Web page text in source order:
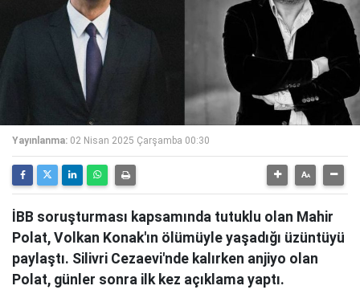
Yayınlanma: 02 Nisan 2025 Çarşamba 00:30
İBB soruşturması kapsamında tutuklu olan Mahir
Polat, Volkan Konak'ın ölümüyle yaşadığı üzüntüyü
paylaştı. Silivri Cezaevi'nde kalırken anjiyo olan
Polat, günler sonra ilk kez açıklama yaptı.